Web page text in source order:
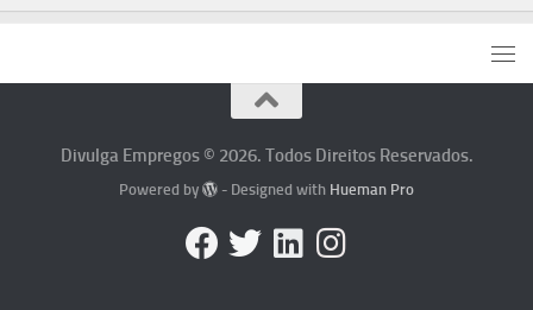
Divulga Empregos © 2026. Todos Direitos Reservados.
Powered by - Designed with Hueman Pro